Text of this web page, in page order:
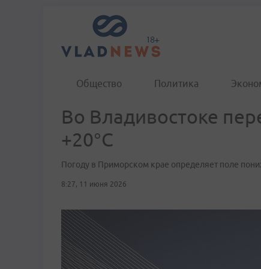
Общество Политика
Во Владивостоке
+20°С
Погоду в Приморском крае определяет поле
8:27, 11 июня 2026